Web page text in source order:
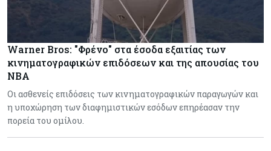
Warner Bros: "Φρένο" στα έσοδα εξαιτίας των
κινηματογραφικών επιδόσεων και της απουσίας του
NBA
Οι ασθενείς επιδόσεις των κινηματογραφικών παραγωγών και
η υποχώρηση των διαφημιστικών εσόδων επηρέασαν την
πορεία του ομίλου.